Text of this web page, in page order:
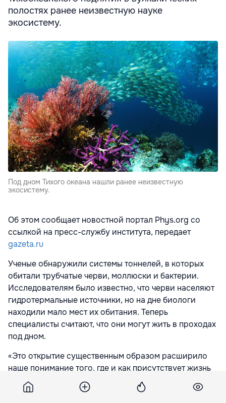
полостях ранее неизвестную науке
экосистему.
Под дном Тихого океана нашли ранее неизвестную
экосистему.
Об этом сообщает новостной портал Phys.org со
ссылкой на пресс-службу института, передает
gazeta.ru
Ученые обнаружили системы тоннелей, в которых
обитали трубчатые черви, моллюски и бактерии.
Исследователям было известно, что черви населяют
гидротермальные источники, но на дне биологи
находили мало мест их обитания. Теперь
специалисты считают, что они могут жить в проходах
под дном.
«Это открытие существенным образом расширило
наше понимание того, где и как присутствует жизнь
рядом с глубоководными гидротермальными
источниками. Оказалось, что существуют два типа